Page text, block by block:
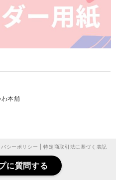
わ本舗
バシーポリシー |特定商取引法に基づく表記
に質問する